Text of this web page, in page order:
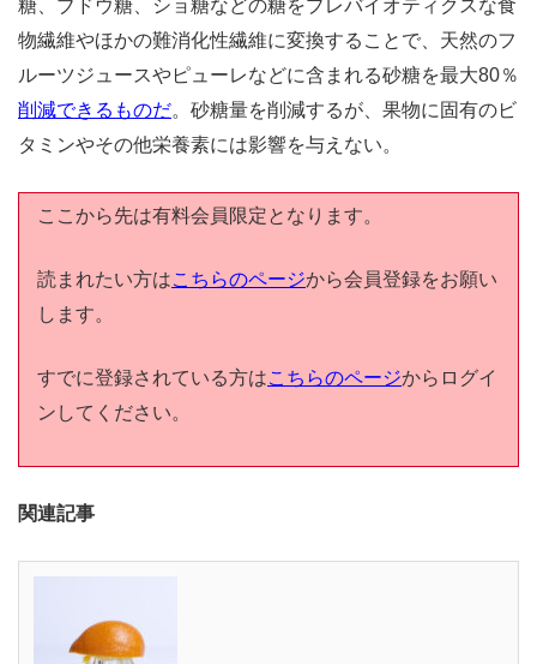
糖、ブドウ糖、ショ糖などの糖をプレバイオティクスな食
物繊維やほかの難消化性繊維に変換することで、天然のフ
ルーツジュースやピューレなどに含まれる砂糖を最大80％
削減できるものだ。砂糖量を削減するが、果物に固有のビ
タミンやその他栄養素には影響を与えない。
ここから先は有料会員限定となります。
読まれたい方はこちらのページから会員登録をお願い
します。
すでに登録されている方はこちらのページからログイ
ンしてください。
関連記事